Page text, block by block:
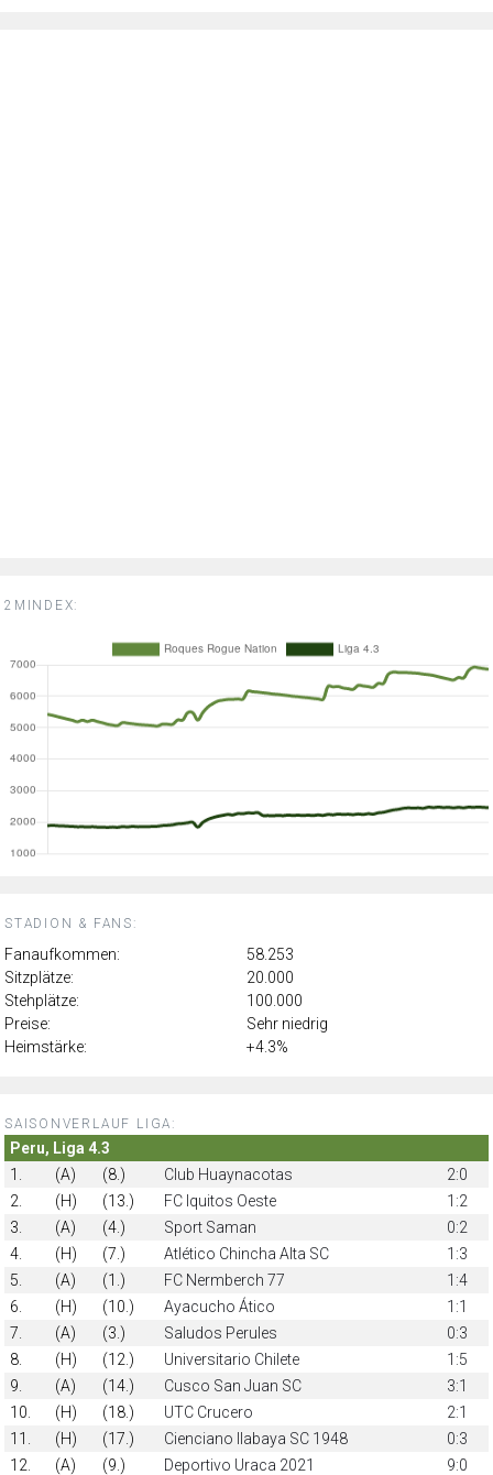
2MINDEX:
STADION & FANS:
Fanaufkommen:
58.253
Sitzplätze:
20.000
Stehplätze:
100.000
Preise:
Sehr niedrig
Heimstärke:
+4.3%
SAISONVERLAUF LIGA:
Peru, Liga 4.3
1.
(A) (8.) Club Huaynacotas
2:0
2.
(H) (13.) FC Iquitos Oeste
1:2
3.
(A) (4.) Sport Saman
0:2
4.
(H) (7.) Atlético Chincha Alta SC
1:3
5.
(A) (1.) FC Nermberch 77
1:4
6.
(H) (10.) Ayacucho Ático
1:1
7.
(A) (3.) Saludos Perules
0:3
8.
(H) (12.) Universitario Chilete
1:5
9.
(A) (14.) Cusco San Juan SC
3:1
10.
(H) (18.) UTC Crucero
2:1
11.
(H) (17.) Cienciano Ilabaya SC 1948
0:3
12.
(A) (9.) Deportivo Uraca 2021
9:0